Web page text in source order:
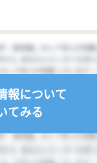
報について
てみる